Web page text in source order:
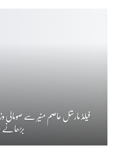
فیلڈ مارشل عاصم منیر سے صومالی
بڑھانے